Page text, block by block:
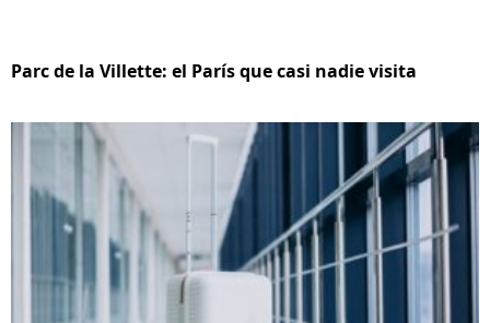
Parc de la Villette: el París que casi nadie visita